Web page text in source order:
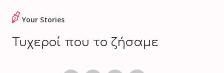
Your Stories
Τυχεροί που το ζήσαμε